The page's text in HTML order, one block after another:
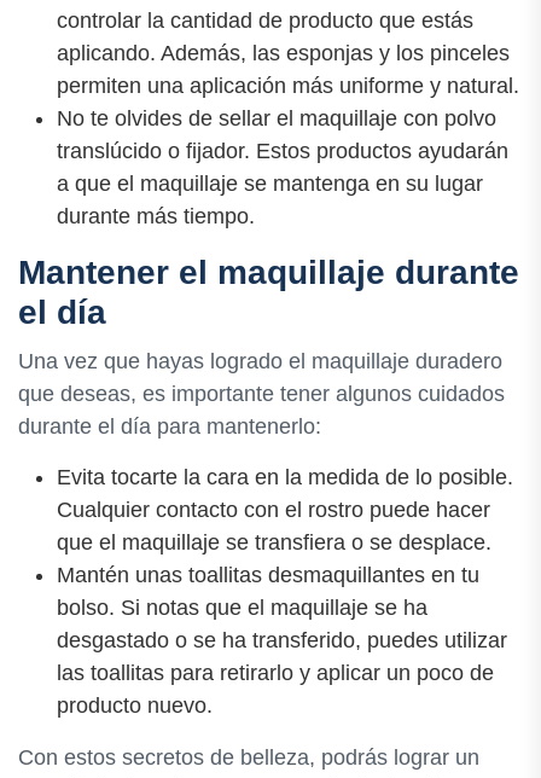
controlar la cantidad de producto que estás
aplicando. Además, las esponjas y los pinceles
permiten una aplicación más uniforme y natural.
No te olvides de sellar el maquillaje con polvo
translúcido o fijador. Estos productos ayudarán
a que el maquillaje se mantenga en su lugar
durante más tiempo.
Mantener el maquillaje durante
el día
Una vez que hayas logrado el maquillaje duradero
que deseas, es importante tener algunos cuidados
durante el día para mantenerlo:
Evita tocarte la cara en la medida de lo posible.
Cualquier contacto con el rostro puede hacer
que el maquillaje se transfiera o se desplace.
Mantén unas toallitas desmaquillantes en tu
bolso. Si notas que el maquillaje se ha
desgastado o se ha transferido, puedes utilizar
las toallitas para retirarlo y aplicar un poco de
producto nuevo.
Con estos secretos de belleza, podrás lograr un